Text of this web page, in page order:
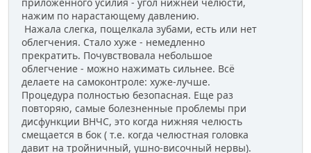
нажим по нарастающему давлению.
Нажала слегка, пощелкала зубами, есть или нет
облегчения. Стало хуже - немедленно
прекратить. Почувствовала небольшое
облегчение - можно нажимать сильнее. Всё
делаете на самоконтроле: хуже-лучше.
Процедура полностью безопасная. Еще раз
повторяю, самые болезненные проблемы при
дисфункции ВНЧС, это когда нижняя челюсть
смещается в бок ( т.е. когда челюстная головка
давит на тройничный, ушно-височный нервы).